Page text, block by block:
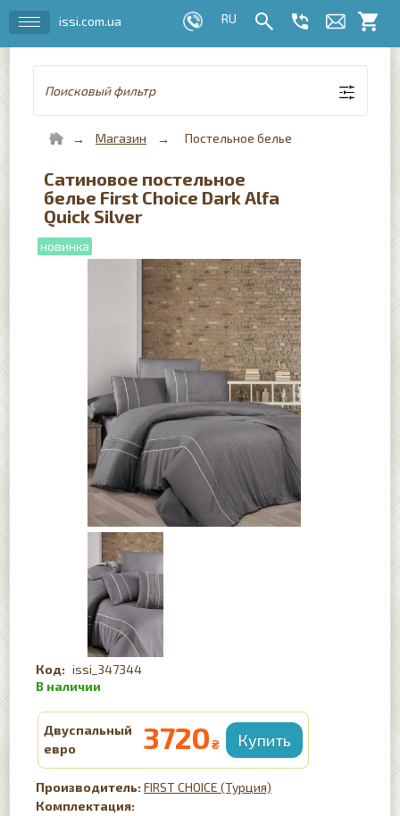
issi.com.ua
Поисковый фильтр
Магазин Постельное белье
Сатиновое постельное
белье First Choice Dark Alfa
Quick Silver
issi_347344
Двуспальный
евро
3720₴
FIRST CHOICE (Турция)
Комплектация: